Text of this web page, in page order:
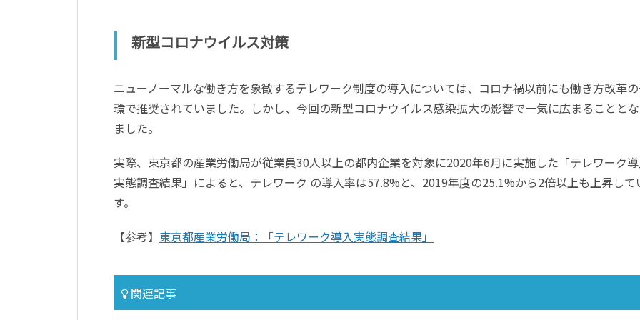
新型コロナウイルス対策
ニューノーマルな働き方を象徴するテレワーク制度の導入については、コロナ禍以前にも働き方改革
環で推奨されていました。しかし、今回の新型コロナウイルス感染拡大の影響で一気に広まることと
ました。
実際、東京都の産業労働局が従業員30人以上の都内企業を対象に2020年6月に実施した「テレワーク
実態調査結果」によると、テレワーク の導入率は57.8%と、2019年度の25.1%から2倍以上も上昇して
す。
【参考】 東京都産業労働局：「テレワーク導入実態調査結果」
関連記事